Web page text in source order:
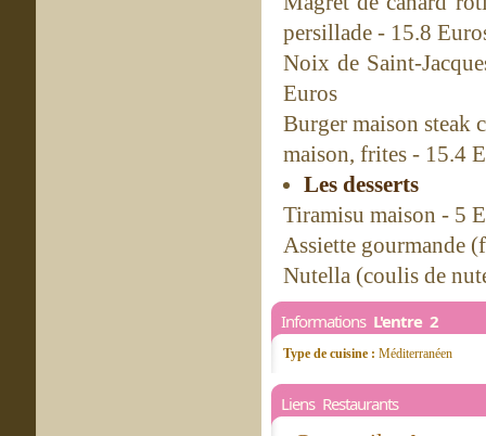
persillade - 15.8
Noix de Saint-
Euros
Burger maison steak
maison, frites - 15.4
Les desserts
Tiramisu maison - 5
Assiette gourmande
Nutella (coulis de
Informations L'entre 2
Type de cuisine : Méditerranéen
Liens Restaurants